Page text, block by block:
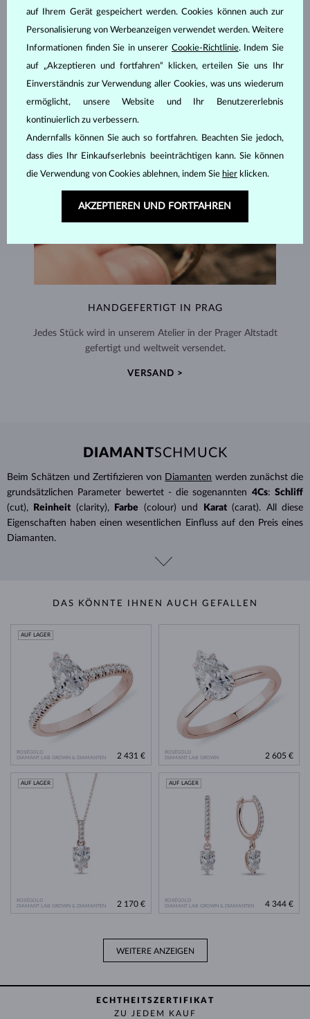
SCHMUCK AUS DEMKLENOTA ATELIER
HANDGEFERTIGT IN PRAG
Jedes Stück wird in unserem Atelier in der Prager Altstadt
gefertigt und weltweit versendet.
VERSAND >
DIAMANTSCHMUCK
Beim Schätzen und Zertifizieren von Diamanten werden zunächst die
grundsätzlichen Parameter bewertet - die sogenannten 4Cs: Schliff
(cut),
Reinheit (clarity), Farbe (colour) und Karat (carat). All diese
Eigenschaften haben einen wesentlichen Einfluss auf den Preis eines
Diamanten.
DAS KÖNNTE IHNEN AUCH GEFALLEN
ROSÉGOLD
DIAMANT LAB GROWN & DIAMANTEN
AUF LAGER
2 431 €
ROSÉGOLD
DIAMANT LAB GROWN
2 605 €
ROSÉGOLD
DIAMANT LAB GROWN & DIAMANTEN
AUF LAGER
2 170 €
ROSÉGOLD
DIAMANT LAB GROWN & DIAMANTEN
AUF LAGER
4 344 €
WEITERE ANZEIGEN
ECHTHEITSZERTIFIKAT
ZU JEDEM KAUF
auf Ihrem Gerät gespeichert werden. Cookies können auch zur
Personalisierung von Werbeanzeigen verwendet werden. Weitere
Informationen finden Sie in unserer Cookie-Richtlinie. Indem Sie
auf „Akzeptieren und fortfahren“ klicken, erteilen Sie uns Ihr
Einverständnis zur Verwendung aller Cookies, was uns wiederum
ermöglicht, unsere Website und Ihr Benutzererlebnis
kontinuierlich zu verbessern.
Andernfalls können Sie auch so fortfahren. Beachten Sie jedoch,
dass dies Ihr Einkaufserlebnis beeinträchtigen kann. Sie können
die Verwendung von Cookies ablehnen, indem Sie hier klicken.
AKZEPTIEREN UND FORTFAHREN